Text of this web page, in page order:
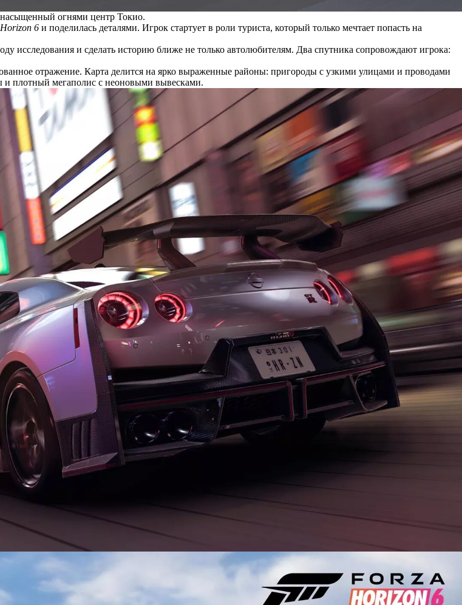
огнями центр Токио.
6 и поделилась деталями. Игрок стартует в роли туриста, который только мечтает попасть на
исследования и сделать историю ближе не только автолюбителям. Два спутника сопровождают игрока:
отражение. Карта делится на ярко выраженные районы: пригороды с узкими улицами и проводами
и плотный мегаполис с неоновыми вывесками.